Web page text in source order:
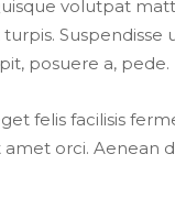
volutpat
Suspendisse
posuere a, pede.
felis facilisis
orci. Aenean